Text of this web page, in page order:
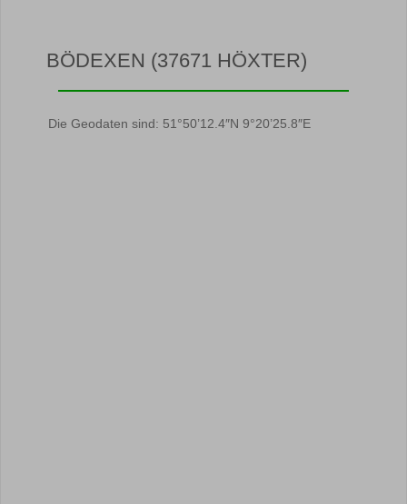
BÖDEXEN (37671 HÖXTER)
Die Geodaten sind: 51°50’12.4″N 9°20’25.8″E